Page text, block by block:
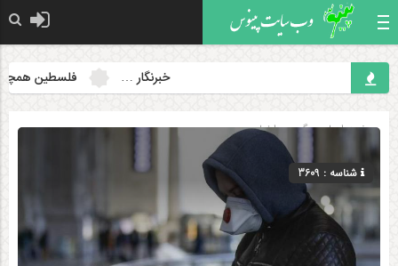
خبرنگار … فلسطین همچنان
صفحه اصلی» گروه »اخبار
شناسه : 3609